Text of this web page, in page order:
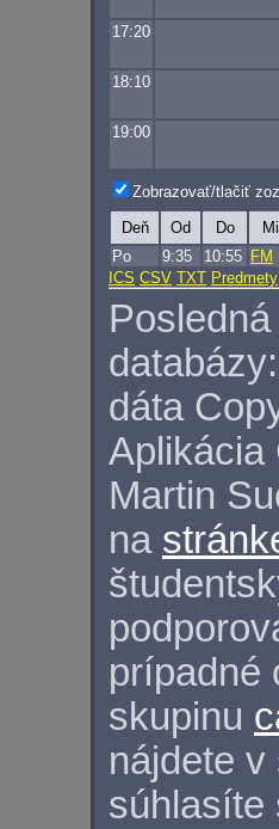
17:20
18:10
19:00
Zobrazovať/tlačiť
Deň Od Do
Po
9:35 10:55 FM
ICS CSV TXT Predmety
databázy:
dáta
Aplikácia
Martin
na
prípadné
skupinu
nájdete